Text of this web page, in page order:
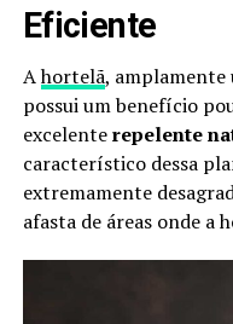
Eficiente
Ahortelã, amplamente
possui um benefício
excelenterepelente
característico dessa
extremamente
afasta de áreas onde a